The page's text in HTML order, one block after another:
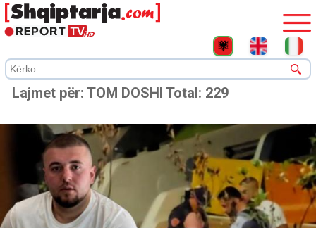
Lajmet për: TOM DOSHI Total: 229